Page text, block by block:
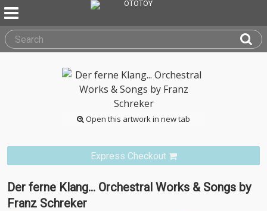
Open this artwork in new tab
Express Checkout
Der ferne Klang... Orchestral Works & Songs by
Franz Schreker